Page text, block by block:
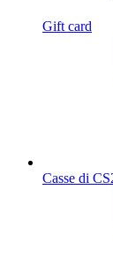
Gift card
Casse di